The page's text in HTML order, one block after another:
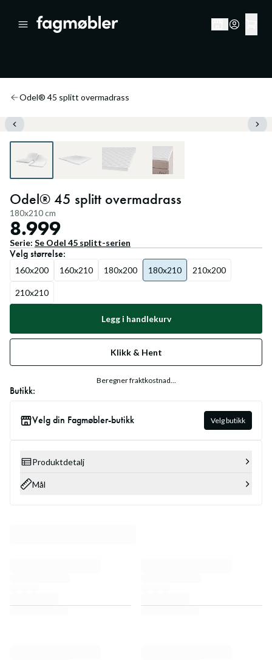
Odel® 45 splitt overmadrass
Odel® 45 splitt overmadrass
180x210 cm
8.999
Serie: Se Odel 45 splitt-serien
Velgstørrelse:
160x200 160x210 180x200 180x210 210x200
210x210
Legg i handlekurv
Klikk & Hent
Beregner fraktkostnad...
Butikk:
Velg din Fagmøbler-butikk Velg butikk
Produktdetalj
Mål